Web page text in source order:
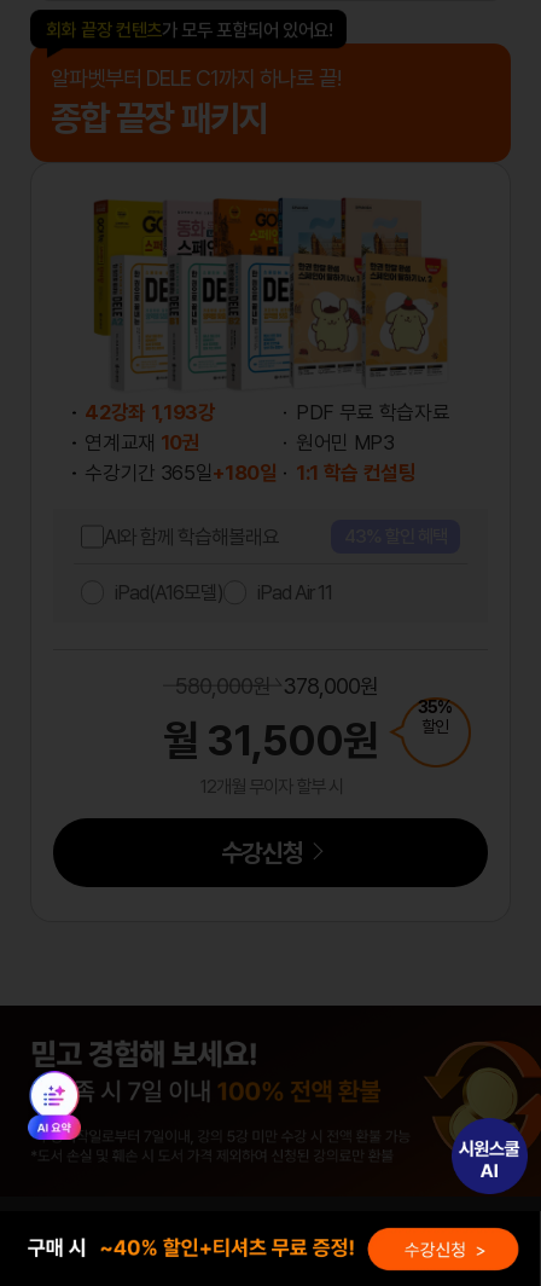
회화 끝장 컨텐츠가 모두 포함되어 있어요!
알파벳부터 DELE C1까지 하나로 끝!
종합 끝장 패키지
42강좌 1,193강
PDF 무료 학습자료
연계교재 10권
원어민 MP3
수강기간 365일+180일 1:1 학습 컨설팅
AI와 함께 학습해볼래요
iPad(A16모델) iPad Air 11
35%
할인
580,000원 378,000원
월 31,500원
12개월 무이자 할부 시
수강신청